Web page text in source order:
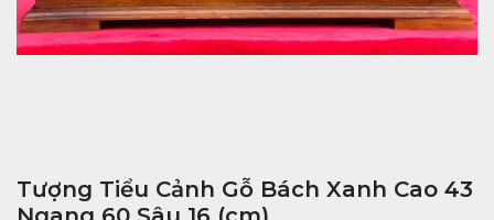
Tượng Tiểu Cảnh Gỗ Bách Xanh Cao 43